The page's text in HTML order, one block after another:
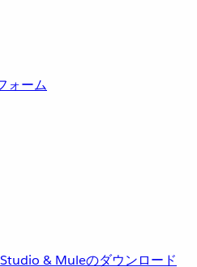
ォーム
Studio & Muleのダウンロード